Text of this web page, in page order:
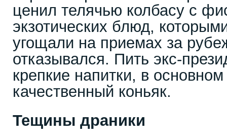
ценил телячью колбасу с
экзотических блюд,
угощали на приемах за
отказывался. Пить экс-
крепкие напитки, в
качественный коньяк.
Тещины драники